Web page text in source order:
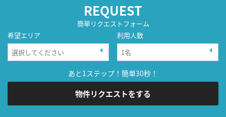
REQUEST
簡単リクエストフォーム
希望エリア
利用人数
あと1ステップ！簡単30秒！
物件リクエストをする